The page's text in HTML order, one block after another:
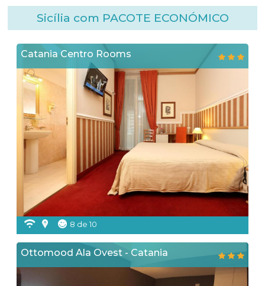
Sicília com PACOTE ECONÓMICO
Catania Centro Rooms
8 de 10
Ottomood Ala Ovest - Catania